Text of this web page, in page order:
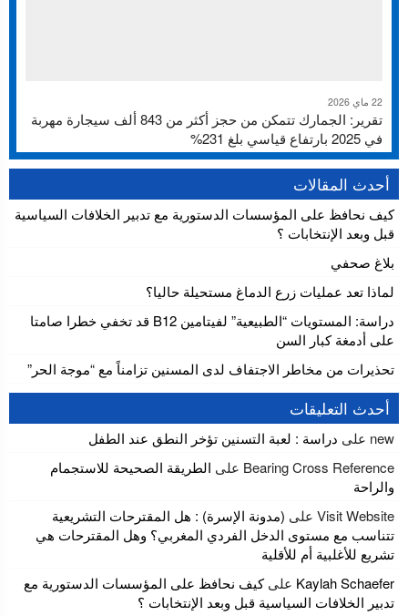
22 ماي 2026
تقرير: الجمارك تتمكن من حجز أكثر من 843 ألف سيجارة مهربة
في 2025 بارتفاع قياسي بلغ 231%
أحدث المقالات
كيف نحافظ على المؤسسات الدستورية مع تدبير الخلافات السياسية
قبل وبعد الإنتخابات ؟
بلاغ صحفي
لماذا تعد عمليات زرع الدماغ مستحيلة حاليا؟
دراسة: المستويات “الطبيعية” لفيتامين B12 قد تخفي خطرا صامتا
على أدمغة كبار السن
تحذيرات من مخاطر الاجتفاف لدى المسنين تزامناً مع “موجة الحر”
أحدث التعليقات
new على دراسة : لعبة التسنين تؤخر النطق عند الطفل
Bearing Cross Reference على الطريقة الصحيحة للاستجمام
والراحة
Visit Website على (مدونة الإسرة) : هل المقترحات التشريعية
تتناسب مع مستوى الدخل الفردي المغربي؟ وهل المقترحات هي
تشريع للأغلبية أم للأقلية
Kaylah Schaefer علىكيف نحافظ على المؤسسات الدستورية مع
تدبير الخلافات السياسية قبل وبعد الإنتخابات ؟